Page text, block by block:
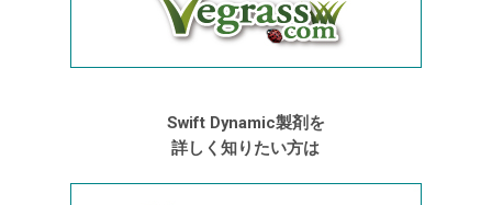
Swift Dynamic製剤を
詳しく知りたい方は